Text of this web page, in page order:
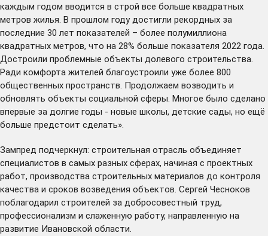
каждым годом вводится в строй все больше квадратных
метров жилья. В прошлом году достигли рекордных за
последние 30 лет показателей – более полумиллиона
квадратных метров, что на 28% больше показателя 2022 года.
Достроили проблемные объекты долевого строительства.
Ради комфорта жителей благоустроили уже более 800
общественных пространств. Продолжаем возводить и
обновлять объекты социальной сферы. Многое было сделано
впервые за долгие годы - новые школы, детские сады, но ещё
больше предстоит сделать».
Зампред подчеркнул: строительная отрасль объединяет
специалистов в самых разных сферах, начиная с проектных
работ, производства строительных материалов до контроля
качества и сроков возведения объектов. Сергей Чесноков
поблагодарил строителей за добросовестный труд,
профессионализм и слаженную работу, направленную на
развитие Ивановской области.